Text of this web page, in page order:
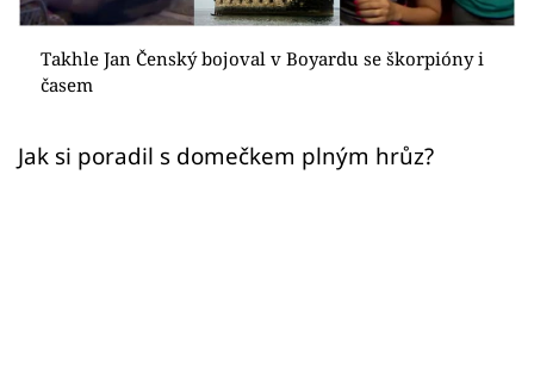
Přihlášení
Sledujte nás
Takhle Jan Čenský bojoval v Boyardu se škorpióny i
časem
Jak si poradil s domečkem plným hrůz?